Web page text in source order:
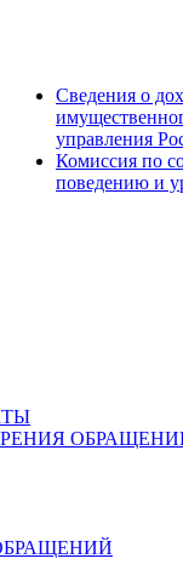
Сведения о
управления
Комиссия по
поведению и